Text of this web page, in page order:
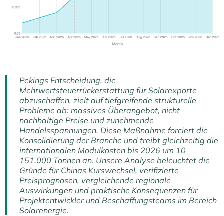
Pekings Entscheidung, die
Mehrwertsteuerrückerstattung für Solarexporte
abzuschaffen, zielt auf tiefgreifende strukturelle
Probleme ab: massives Überangebot, nicht
nachhaltige Preise und zunehmende
Handelsspannungen. Diese Maßnahme forciert die
Konsolidierung der Branche und treibt gleichzeitig die
internationalen Modulkosten bis 2026 um 10–
151.000 Tonnen an. Unsere Analyse beleuchtet die
Gründe für Chinas Kurswechsel, verifizierte
Preisprognosen, vergleichende regionale
Auswirkungen und praktische Konsequenzen für
Projektentwickler und Beschaffungsteams im Bereich
Solarenergie.